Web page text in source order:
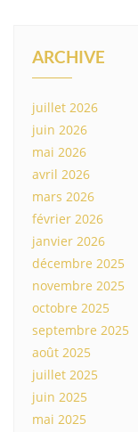
ARCHIVE
juillet 2026
juin 2026
mai 2026
avril 2026
mars 2026
février 2026
janvier 2026
décembre 2025
novembre 2025
octobre 2025
septembre 2025
août 2025
juillet 2025
juin 2025
mai 2025